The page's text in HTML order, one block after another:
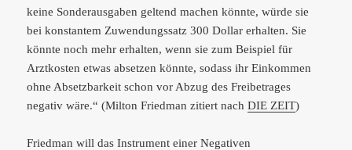
keine Sonderausgaben geltend machen könnte, würde sie
bei konstantem Zuwendungssatz 300 Dollar erhalten. Sie
könnte noch mehr erhalten, wenn sie zum Beispiel für
Arztkosten etwas absetzen könnte, sodass ihr Einkommen
ohne Absetzbarkeit schon vor Abzug des Freibetrages
negativ wäre.“ (Milton Friedman zitiert nachDIE ZEIT)
Friedman will das Instrument einer Negativen